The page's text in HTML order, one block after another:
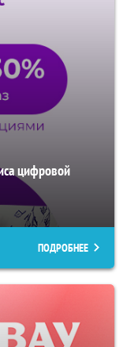
цифровой
ПОДРОБНЕЕ